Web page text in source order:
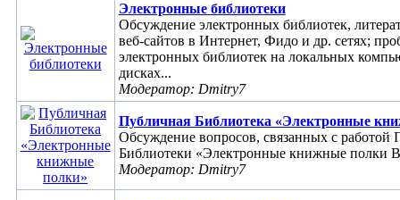
Электронные библиотеки
Обсуждение электронных библиотек,
веб-сайтов в Интернет, Фидо и др. сетях;
электронных библиотек на локальных
дисках...
Модератор: Dmitry7
Публичная Библиотека «Электронные
Обсуждение вопросов, связанных с работой
Библиотеки «Электронные книжные полки
Модератор: Dmitry7